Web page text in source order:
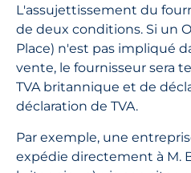
L'assujettissement du
de deux conditions. Si un
Place) n'est pas impliqué
vente, le fournisseur sera
TVA britannique et de
déclaration de TVA.
Par exemple, une
expédie directement à M.